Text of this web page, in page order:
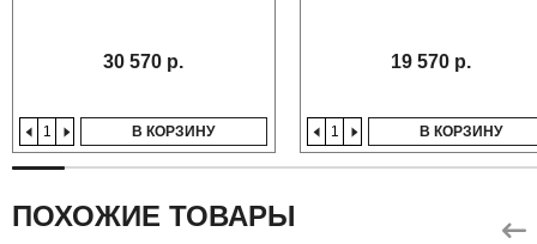
30 570 р.
В КОРЗИНУ
19 570 р.
В КОРЗИНУ
ПОХОЖИЕ ТОВАРЫ